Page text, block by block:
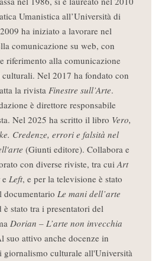
Umanistica all’Università di
ha iniziato a lavorare nel
comunicazione su web, con
riferimento alla comunicazione
Nel 2017 ha fondato con
la rivistaFinestre sull’Arte.
è direttore responsabile
Nel 2025 ha scritto il libro Vero,
Credenze, errori e falsità nel
(Giunti editore). Collabora e
con diverse riviste, tra cuiArt
e Left, e per la televisione è stato
documentario Le mani dell’arte
è stato tra i presentatori del
Dorian – L’arte non invecchia
suo attivo anche docenze in
giornalismo culturale all'Università